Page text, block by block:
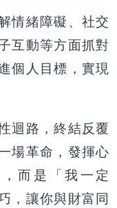
情緒障礙、社交
互動等方面抓對
個人目標，實現
迴路，終結反覆
場革命，發揮心
而是「我一定
，讓你與財富同